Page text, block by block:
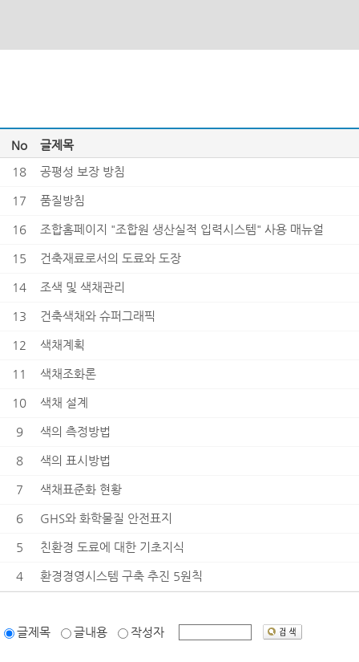
No 글제목
18 공평성 보장 방침
17 품질방침
16 조합홈페이지 "조합원 생산실적 입력시스템" 사용 매뉴얼
15 건축재료로서의 도료와 도장
14 조색 및 색채관리
13 건축색채와 슈퍼그래픽
12 색채계획
11 색채조화론
10 색채 설계
9 색의 측정방법
8 색의 표시방법
7 색채표준화 현황
6 GHS와 화학물질 안전표지
5 친환경 도료에 대한 기초지식
4 환경경영시스템 구축 추진 5원칙
글제목 글내용 작성자